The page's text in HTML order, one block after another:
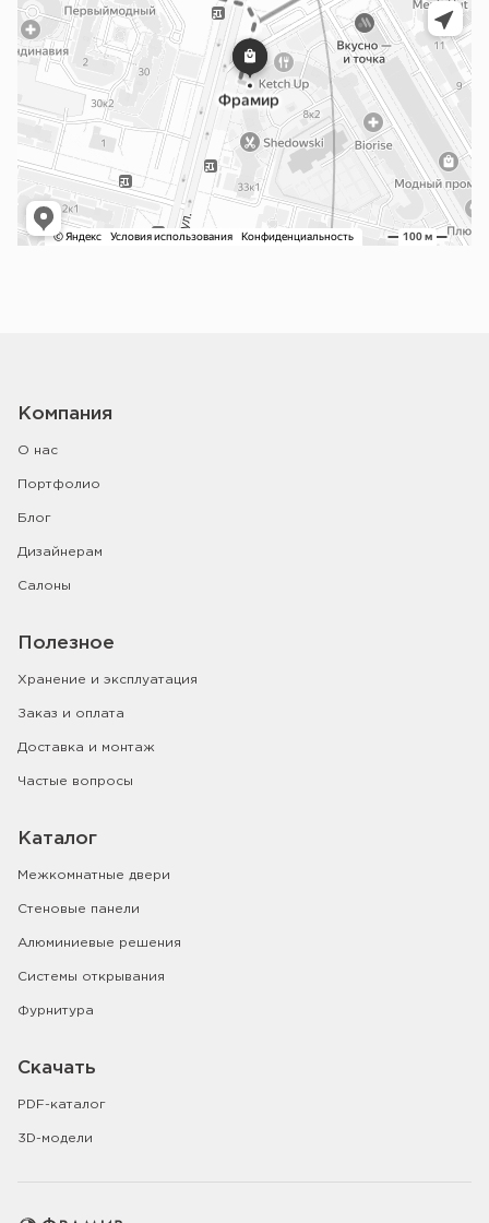
Компания
О нас
Портфолио
Блог
Дизайнерам
Салоны
Полезное
Хранение и эксплуатация
Заказ и оплата
Доставка и монтаж
Частые вопросы
Каталог
Межкомнатные двери
Стеновые панели
Алюминиевые решения
Системы открывания
Фурнитура
Скачать
PDF-каталог
3D-модели